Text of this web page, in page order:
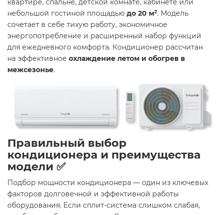
квартире, спальне, детской комнате, кабинете или
небольшой гостиной площадью до 20 м². Модель
сочетает в себе тихую работу, экономичное
энергопотребление и расширенный набор функций
для ежедневного комфорта. Кондиционер рассчитан
на эффективное охлаждение летом и обогрев в
межсезонье.
Правильный выбор
кондиционера и преимущества
модели ✅
Подбор мощности кондиционера — один из ключевых
факторов долговечной и эффективной работы
оборудования. Если сплит-система слишком слабая,